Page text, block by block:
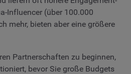
Influencer (über 100.000
mehr, bieten aber eine größere
Partnerschaften zu beginnen,
bevor Sie große Budgets